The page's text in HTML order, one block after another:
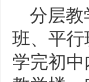
分层
班、平
学完初